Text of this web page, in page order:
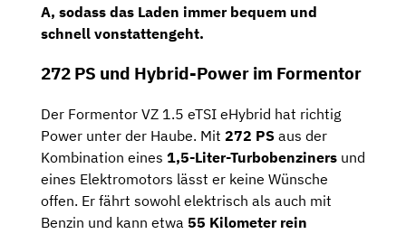
A, sodass das Laden immer bequem und
schnell vonstattengeht.
272 PS und Hybrid-Power im Formentor
Der Formentor VZ 1.5 eTSI eHybrid hat richtig
Power unter der Haube. Mit 272 PS aus der
Kombination eines 1,5-Liter-Turbobenziners und
eines Elektromotors lässt er keine Wünsche
offen. Er fährt sowohl elektrisch als auch mit
Benzin und kann etwa 55 Kilometer rein